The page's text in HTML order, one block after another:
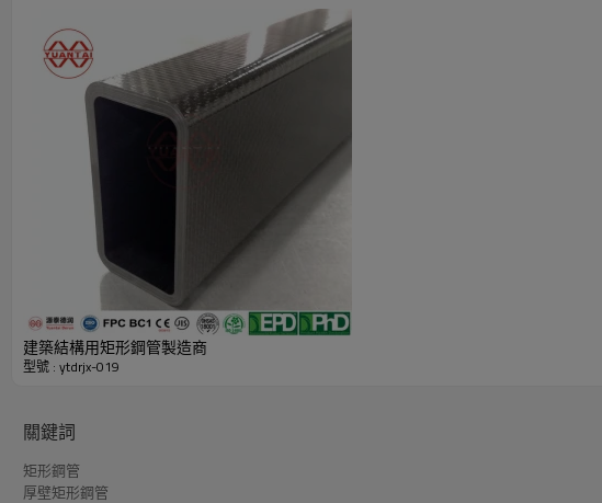
黑色方鋼空心型材產品特色明細表（中國製造商源泰德潤）
建築結構用矩形鋼管製造商
型號 : ytdrjx-019
關鍵詞
矩形鋼管
厚壁矩形鋼管